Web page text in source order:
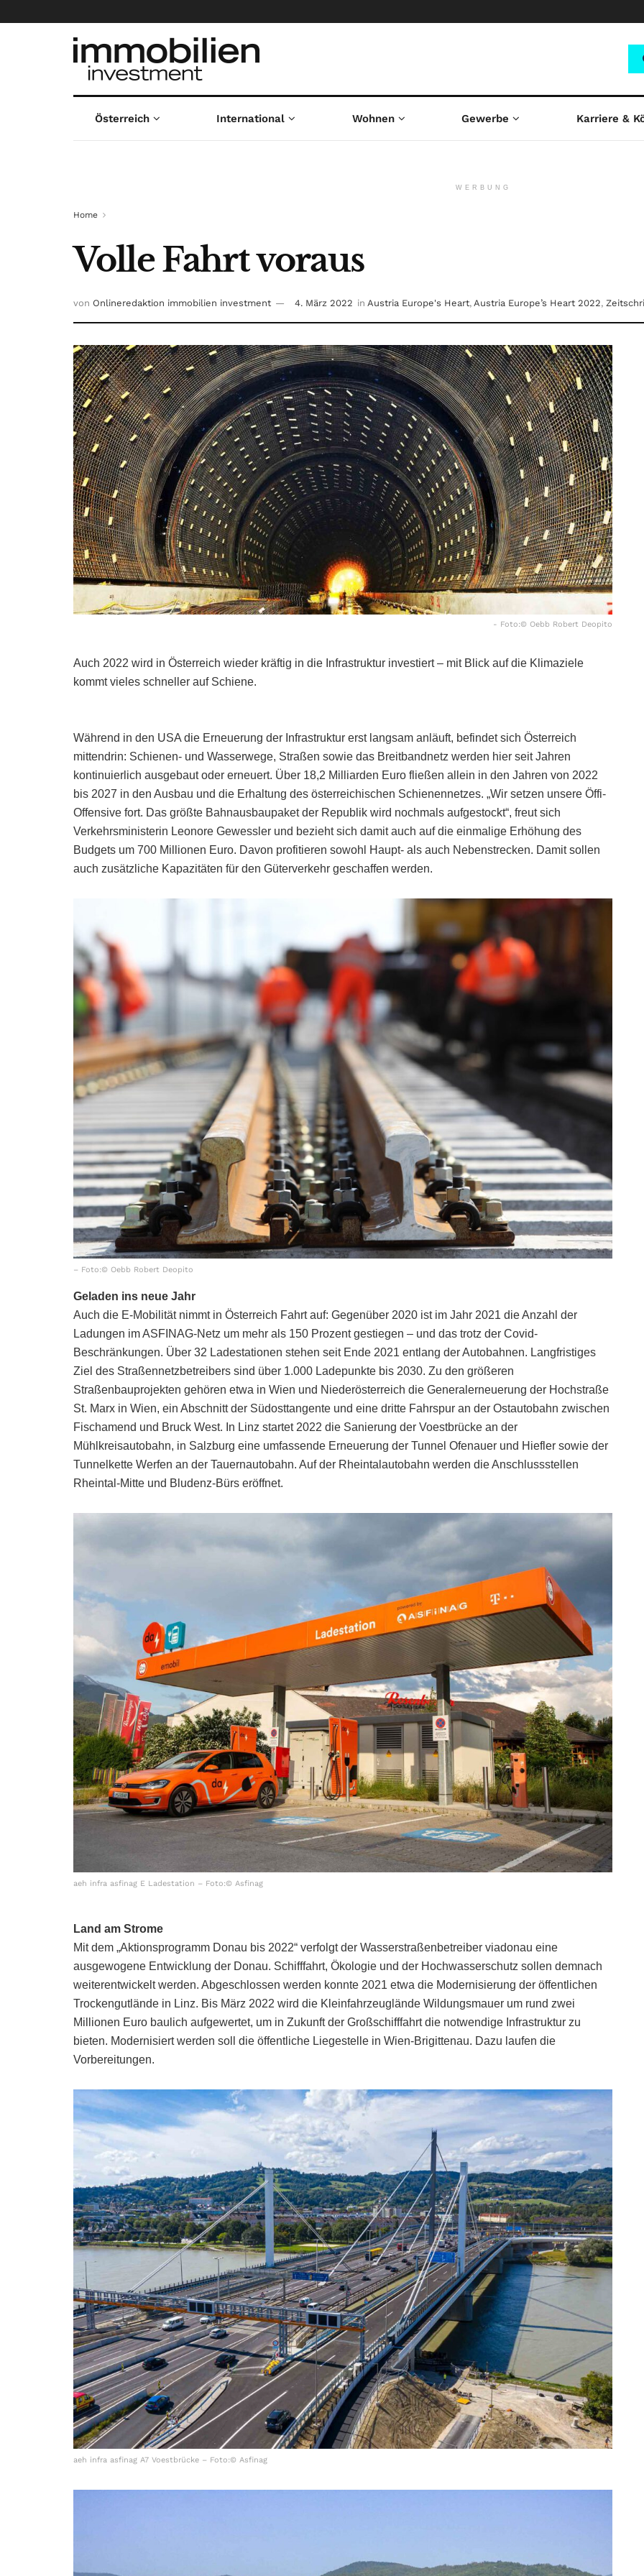
Österreich International Wohnen Gewerbe Karriere &
WERBUNG
Home
Volle Fahrt voraus
von Onlineredaktion immobilien investment 4. März 2022 in Austria Europe's Heart, Austria Europe’s Heart 2022,
- Foto:© Oebb Robert Deopito
Auch 2022 wird in Österreich wieder kräftig in die Infrastruktur investiert – mit Blick auf die Klimaziele
kommt vieles schneller auf Schiene.
Während in den USA die Erneuerung der Infrastruktur erst langsam anläuft, befindet sich Österreich
mittendrin: Schienen- und Wasserwege, Straßen sowie das Breitbandnetz werden hier seit Jahren
kontinuierlich ausgebaut oder erneuert. Über 18,2 Milliarden Euro fließen allein in den Jahren von 2022
bis 2027 in den Ausbau und die Erhaltung des österreichischen Schienennetzes. „Wir setzen unsere Öffi-
Offensive fort. Das größte Bahnausbaupaket der Republik wird nochmals aufgestockt“, freut sich
Verkehrsministerin Leonore Gewessler und bezieht sich damit auch auf die einmalige Erhöhung des
Budgets um 700 Millionen Euro. Davon profitieren sowohl Haupt- als auch Nebenstrecken. Damit sollen
auch zusätzliche Kapazitäten für den Güterverkehr geschaffen werden.
– Foto:© Oebb Robert Deopito
Geladen ins neue Jahr
Auch die E-Mobilität nimmt in Österreich Fahrt auf: Gegenüber 2020 ist im Jahr 2021 die Anzahl der
Ladungen im ASFINAG-Netz um mehr als 150 Prozent gestiegen – und das trotz der Covid-
Beschränkungen. Über 32 Ladestationen stehen seit Ende 2021 entlang der Autobahnen. Langfristiges
Ziel des Straßennetzbetreibers sind über 1.000 Ladepunkte bis 2030. Zu den größeren
Straßenbauprojekten gehören etwa in Wien und Niederösterreich die Generalerneuerung der Hochstraße
St. Marx in Wien, ein Abschnitt der Südosttangente und eine dritte Fahrspur an der Ostautobahn zwischen
Fischamend und Bruck West. In Linz startet 2022 die Sanierung der Voestbrücke an der
Mühlkreisautobahn, in Salzburg eine umfassende Erneuerung der Tunnel Ofenauer und Hiefler sowie der
Tunnelkette Werfen an der Tauernautobahn. Auf der Rheintalautobahn werden die Anschlussstellen
Rheintal-Mitte und Bludenz-Bürs eröffnet.
aeh infra asfinag E Ladestation – Foto:© Asfinag
Land am Strome
Mit dem „Aktionsprogramm Donau bis 2022“ verfolgt der Wasserstraßenbetreiber viadonau eine
ausgewogene Entwicklung der Donau. Schifffahrt, Ökologie und der Hochwasserschutz sollen demnach
weiterentwickelt werden. Abgeschlossen werden konnte 2021 etwa die Modernisierung der öffentlichen
Trockengutlände in Linz. Bis März 2022 wird die Kleinfahrzeuglände Wildungsmauer um rund zwei
Millionen Euro baulich aufgewertet, um in Zukunft der Großschifffahrt die notwendige Infrastruktur zu
bieten. Modernisiert werden soll die öffentliche Liegestelle in Wien-Brigittenau. Dazu laufen die
Vorbereitungen.
aeh infra asfinag A7 Voestbrücke – Foto:© Asfinag